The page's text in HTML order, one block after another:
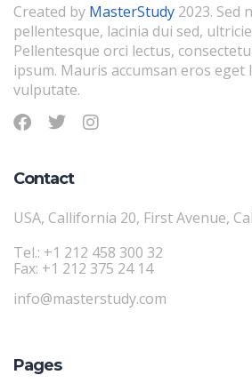
Created by MasterStudy 2023. Sed
pellentesque, lacinia dui sed,
Pellentesque orci lectus,
ipsum. Mauris accumsan eros
vulputate.
Contact
USA, Callifornia 20, First Avenue,
Tel.: +1 212 458 300 32
Fax: +1 212 375 24 14
info@masterstudy.com
Pages